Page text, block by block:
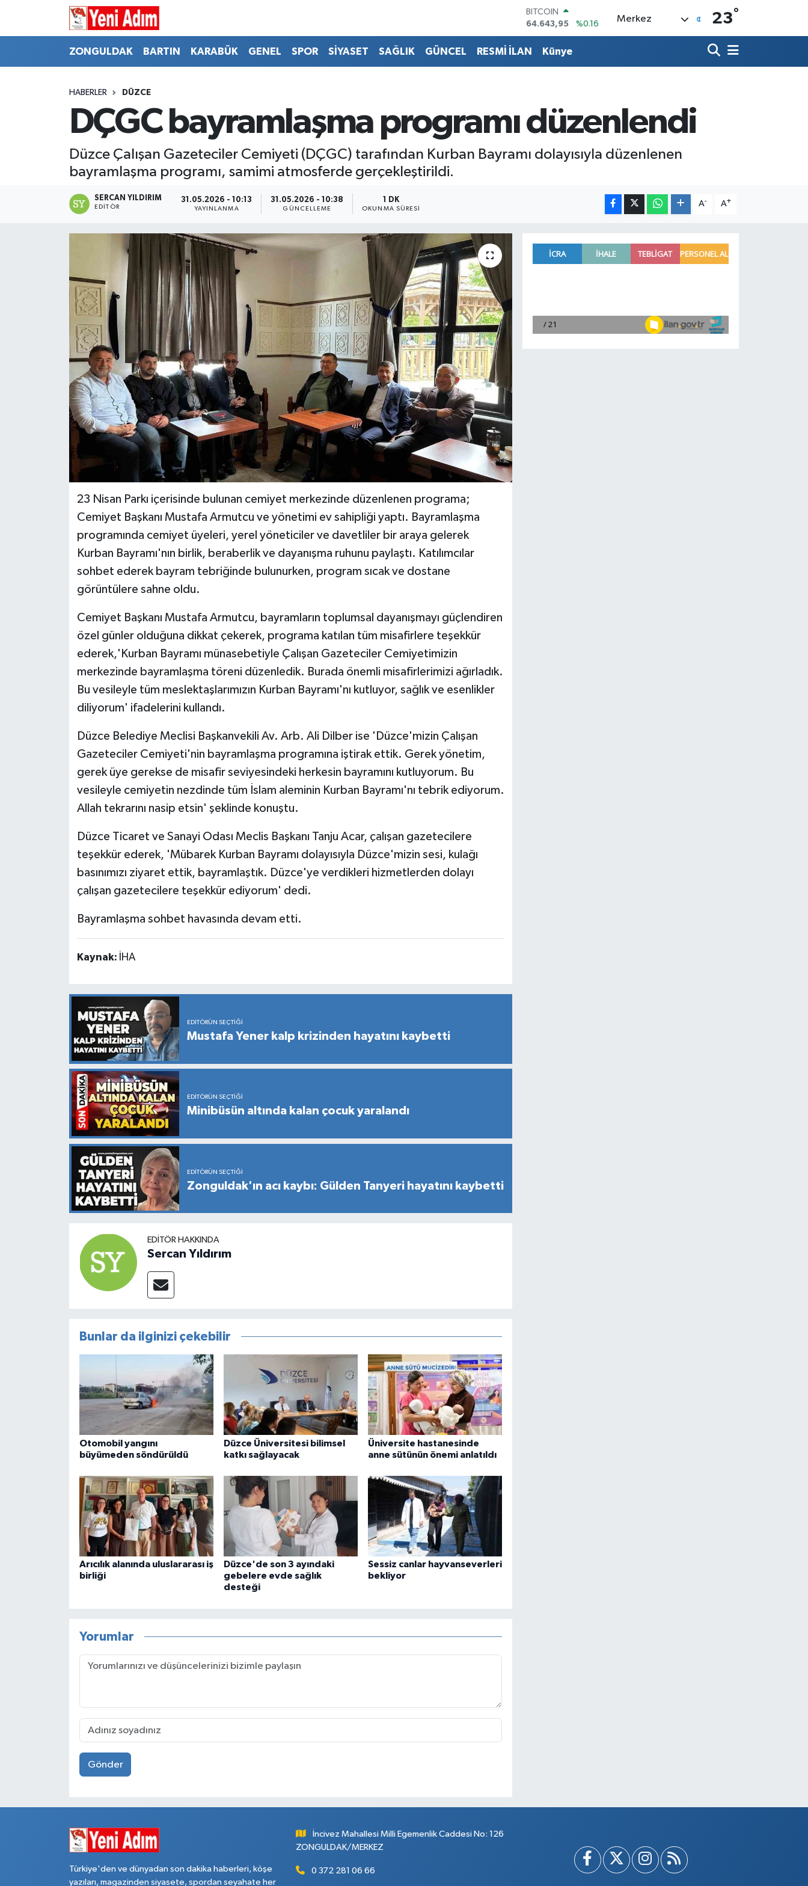
BITCOIN
64.643,95
%0.16
DOLAR
47,6704
%0
GRAM ALTIN
6500.87
%0.12
BİST100
Merkez 23°
ZONGULDAK BARTIN KARABÜK GENEL SPOR SİYASET SAĞLIK GÜNCEL RESMİ İLAN Künye
HABERLER DÜZCE
DÇGC bayramlaşma programı düzenlendi
Düzce Çalışan Gazeteciler Cemiyeti (DÇGC) tarafından Kurban Bayramı dolayısıyla düzenlenen
bayramlaşma programı, samimi atmosferde gerçekleştirildi.
SERCAN YILDIRIM
EDITÖR
31.05.2026 - 10:13
YAYINLANMA
31.05.2026 - 10:38
GÜNCELLEME
1 DK
OKUNMA SÜRESI
A- A+
23 Nisan Parkı içerisinde bulunan cemiyet merkezinde düzenlenen programa;
Cemiyet Başkanı Mustafa Armutcu ve yönetimi ev sahipliği yaptı. Bayramlaşma
programında cemiyet üyeleri, yerel yöneticiler ve davetliler bir araya gelerek
Kurban Bayramı'nın birlik, beraberlik ve dayanışma ruhunu paylaştı. Katılımcılar
sohbet ederek bayram tebriğinde bulunurken, program sıcak ve dostane
görüntülere sahne oldu.
Cemiyet Başkanı Mustafa Armutcu, bayramların toplumsal dayanışmayı güçlendiren
özel günler olduğuna dikkat çekerek, programa katılan tüm misafirlere teşekkür
ederek,'Kurban Bayramı münasebetiyle Çalışan Gazeteciler Cemiyetimizin
merkezinde bayramlaşma töreni düzenledik. Burada önemli misafirlerimizi ağırladık.
Bu vesileyle tüm meslektaşlarımızın Kurban Bayramı'nı kutluyor, sağlık ve esenlikler
diliyorum' ifadelerini kullandı.
Düzce Belediye Meclisi Başkanvekili Av. Arb. Ali Dilber ise 'Düzce'mizin Çalışan
Gazeteciler Cemiyeti'nin bayramlaşma programına iştirak ettik. Gerek yönetim,
gerek üye gerekse de misafir seviyesindeki herkesin bayramını kutluyorum. Bu
vesileyle cemiyetin nezdinde tüm İslam aleminin Kurban Bayramı'nı tebrik ediyorum.
Allah tekrarını nasip etsin' şeklinde konuştu.
Düzce Ticaret ve Sanayi Odası Meclis Başkanı Tanju Acar, çalışan gazetecilere
teşekkür ederek, 'Mübarek Kurban Bayramı dolayısıyla Düzce'mizin sesi, kulağı
basınımızı ziyaret ettik, bayramlaştık. Düzce'ye verdikleri hizmetlerden dolayı
çalışan gazetecilere teşekkür ediyorum' dedi.
Bayramlaşma sohbet havasında devam etti.
Kaynak: İHA
EDITÖRÜN SEÇTIĞI
Mustafa Yener kalp krizinden hayatını kaybetti
EDITÖRÜN SEÇTIĞI
Minibüsün altında kalan çocuk yaralandı
EDITÖRÜN SEÇTIĞI
Zonguldak'ın acı kaybı: Gülden Tanyeri hayatını kaybetti
EDITÖR HAKKINDA
Sercan Yıldırım
Bunlar da ilginizi çekebilir
Otomobil yangını
büyümeden söndürüldü
Düzce Üniversitesi bilimsel
katkı sağlayacak
Üniversite hastanesinde
anne sütünün önemi anlatıldı
Arıcılık alanında uluslararası iş
birliği
Düzce'de son 3 ayındaki
gebelere evde sağlık
desteği
Sessiz canlar hayvanseverleri
bekliyor
Yorumlar
Gönder
Türkiye'den ve dünyadan son dakika haberleri, köşe
yazıları, magazinden siyasete, spordan seyahate her
İncivez Mahallesi Milli Egemenlik Caddesi No: 126
ZONGULDAK/MERKEZ
0 372 281 06 66
ZONGULDAK
SİYASET
RESMİ İLAN
ZONGULDAK
KARABÜK
SİYASET
RESMİ İLAN
Zonguldak Hava Durumu
Süper Lig Puan Durumu ve Fikstür
Tüm Manşetler
Son Dakika Haberleri
Haber Arşivi